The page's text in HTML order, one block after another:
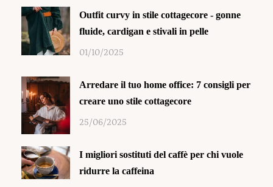
Outfit curvy in stile cottagecore - gonne
fluide, cardigan e stivali in pelle
01/10/2025
Arredare il tuo home office: 7 consigli per
creare uno stile cottagecore
25/06/2025
I migliori sostituti del caffè per chi vuole
ridurre la caffeina